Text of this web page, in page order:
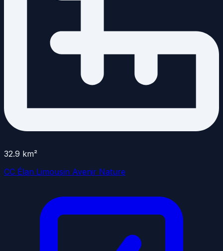
32.9 km²
CC Élan Limousin Avenir Nature